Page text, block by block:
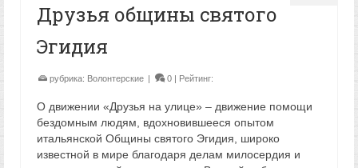
Друзья общины святого
Эгидия
рубрика: Волонтерские | 0 | Рейтинг:
О движении «Друзья на улице» – движение помощи
бездомным людям, вдохновившееся опытом
итальянской Общины святого Эгидия, широко
известной в мире благодаря делам милосердия и